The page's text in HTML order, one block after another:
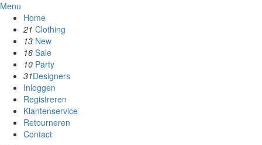
Menu
Home
21 Clothing
13 New
16 Sale
10 Party
31Designers
Inloggen
Registreren
Klantenservice
Retourneren
Contact